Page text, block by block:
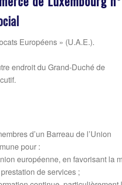
Européens » (U.A.E.).
endroit du Grand-Duché de
d’un Barreau de l’Union
pour :
européenne, en favorisant la
de services ;